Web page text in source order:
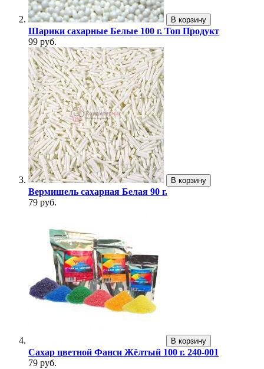
В корзину
Шарики сахарные Белые 100 г. Топ Продукт
99 руб.
В корзину
Вермишель сахарная Белая 90 г.
79 руб.
В корзину
Сахар цветной Фанси Жёлтый 100 г. 240-001
79 руб.